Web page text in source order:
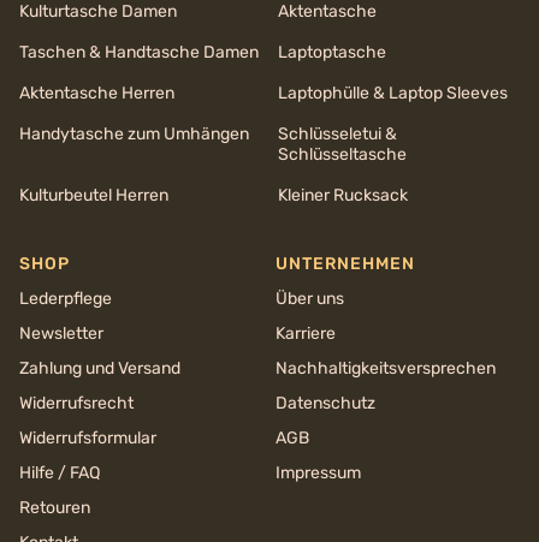
Kulturtasche Damen
Aktentasche
Taschen & Handtasche Damen
Laptoptasche
Aktentasche Herren
Laptophülle & Laptop Sleeves
Handytasche zum Umhängen
Schlüsseletui &
Schlüsseltasche
Kulturbeutel Herren
Kleiner Rucksack
SHOP
Lederpflege
Newsletter
Zahlung und Versand
Widerrufsrecht
Widerrufsformular
Hilfe / FAQ
Retouren
UNTERNEHMEN
Über uns
Karriere
Nachhaltigkeits­versprechen
Datenschutz
AGB
Impressum